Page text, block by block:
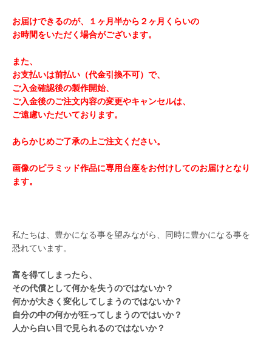
お届けできるのが、１ヶ月半から２ヶ月くらいの
お時間をいただく場合がございます。
また、
お支払いは前払い（代金引換不可）で、
ご入金確認後の製作開始、
ご入金後のご注文内容の変更やキャンセルは、
ご遠慮いただいております。
あらかじめご了承の上ご注文ください。
画像のピラミッド作品に専用台座をお付けしてのお届けとなり
ます。
私たちは、豊かになる事を望みながら、同時に豊かになる事を
恐れています。
富を得てしまったら、
その代償として何かを失うのではないか？
何かが大きく変化してしまうのではないか？
自分の中の何かが狂ってしまうのではいか？
人から白い目で見られるのではないか？